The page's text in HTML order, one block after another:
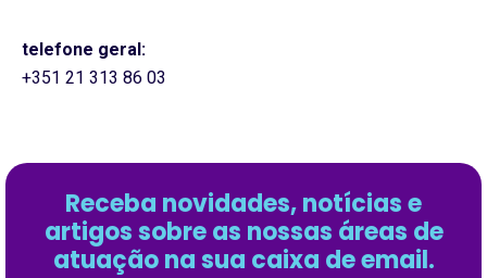
telefone geral:
+351 21 313 86 03
Receba novidades, notícias e
artigos sobre as nossas áreas de
atuação na sua caixa de email.